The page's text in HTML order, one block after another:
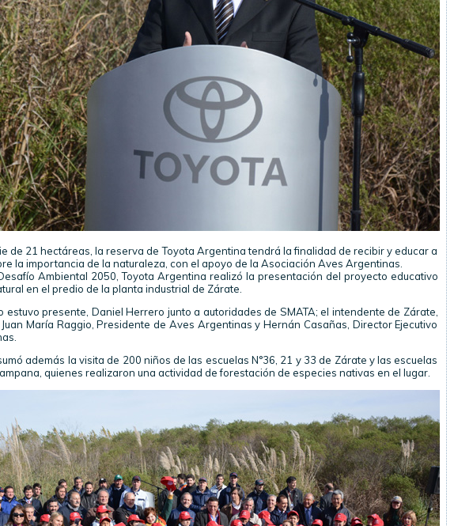
de 21 hectáreas, la reserva de Toyota Argentina tendrá la finalidad de recibir y educar a
la importancia de la naturaleza, con el apoyo de la Asociación Aves Argentinas.
Ambiental 2050, Toyota Argentina realizó la presentación del proyecto educativo
en el predio de la planta industrial de Zárate.
estuvo presente, Daniel Herrero junto a autoridades de SMATA; el intendente de Zárate,
María Raggio, Presidente de Aves Argentinas y Hernán Casañas, Director Ejecutivo
además la visita de 200 niños de las escuelas N°36, 21 y 33 de Zárate y las escuelas
quienes realizaron una actividad de forestación de especies nativas en el lugar.